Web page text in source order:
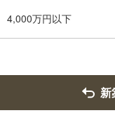
4,000万円以下
新